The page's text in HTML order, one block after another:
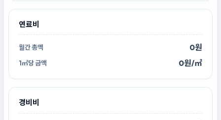
연료비
0원
0원/㎡
경비비